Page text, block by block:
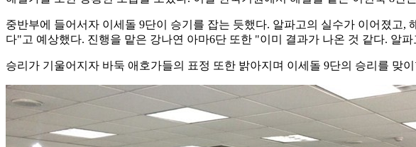
중반부에 들어서자 이세돌 9단이 승기를 잡는 듯했다. 알파고의 실수가 이어졌고
다"고 예상했다. 진행을 맡은 강나연 아마6단 또한 "이미 결과가 나온 것 같다. 알
승리가 기울어지자 바둑 애호가들의 표정 또한 밝아지며 이세돌 9단의 승리를 맞